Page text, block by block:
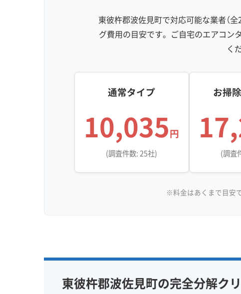
東彼杵郡波佐見町で対応可能な業者（
グ費用の目安です。ご自宅のエアコン
く
通常タイプ
10,035円
(調査件数: 25社)
お掃
(調査
※料金はあくまで目安
東彼杵郡波佐見町の完全分解ク